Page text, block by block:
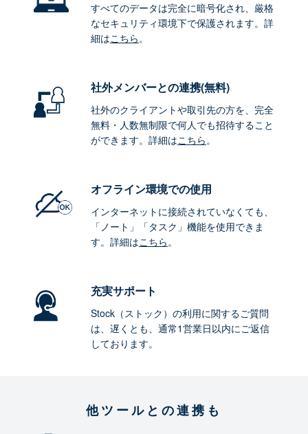
すべてのデータは完全に暗号化され、厳格
なセキュリティ環境下で保護されます。詳
細はこちら。
社外メンバーとの連携(無料)
社外のクライアントや取引先の方を、完全
無料・人数無制限で何人でも招待すること
ができます。詳細はこちら。
オフライン環境での使用
インターネットに接続されていなくても、
「ノート」「タスク」機能を使用できま
す。詳細はこちら。
充実サポート
Stock（ストック）の利用に関するご質問
は、遅くとも、通常1営業日以内にご返信
しております。
他ツールとの連携も